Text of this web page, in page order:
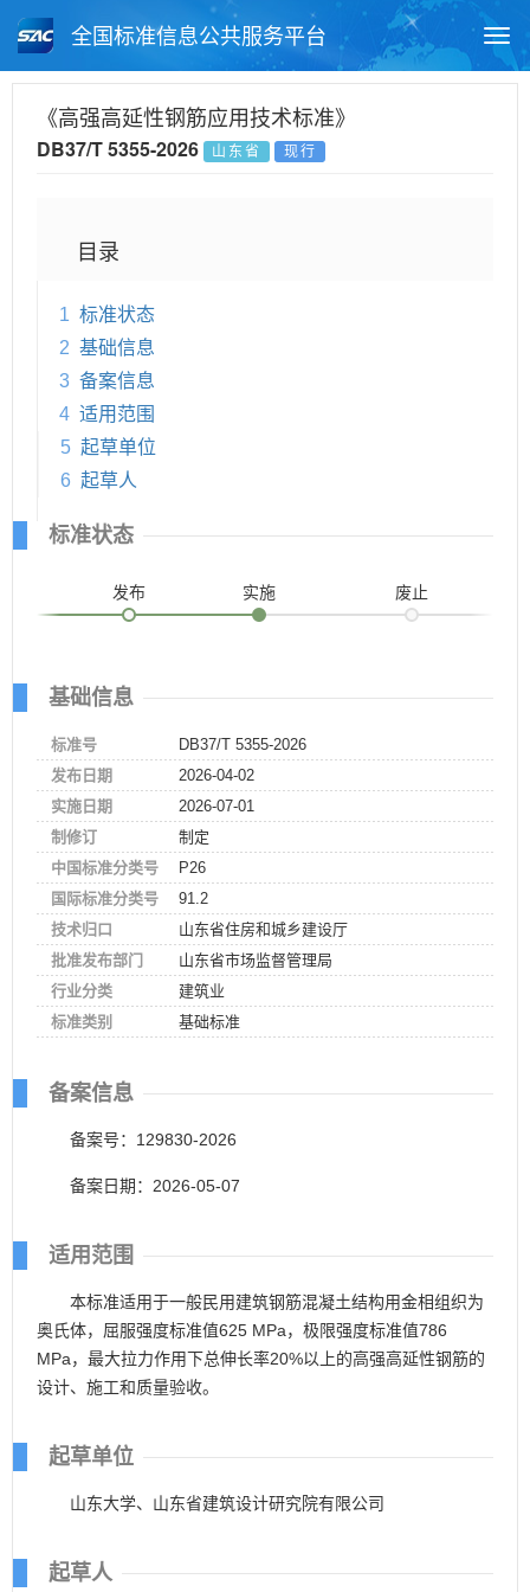
全国标准信息公共服务平台
月报查询 标准公告查询
《高强高延性钢筋应用技术标准》
DB37/T 5355-2026 山东省 现行
目录
1 标准状态
2 基础信息
3 备案信息
4 适用范围
5 起草单位
6 起草人
标准状态
发布 实施 废止
基础信息
标准号
DB37/T 5355-2026
发布日期
2026-04-02
实施日期
2026-07-01
制修订
制定
中国标准分类号
P26
国际标准分类号
91.2
技术归口
山东省住房和城乡建设厅
批准发布部门
山东省市场监督管理局
行业分类
建筑业
标准类别
基础标准
备案信息
备案号：129830-2026
备案日期：2026-05-07
适用范围
本标准适用于一般民用建筑钢筋混凝土结构用金相组织为
奥氏体，屈服强度标准值625 MPa，极限强度标准值786
MPa，最大拉力作用下总伸长率20%以上的高强高延性钢筋的
设计、施工和质量验收。
起草单位
山东大学、山东省建筑设计研究院有限公司
起草人